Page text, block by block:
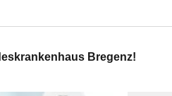
Bregenz!